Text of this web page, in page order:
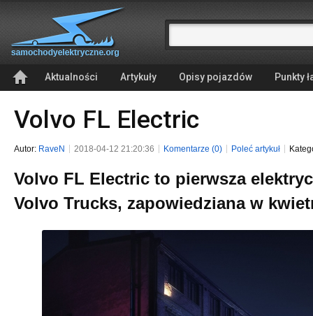
Aktualności Artykuły Opisy pojazdów Punkty
Volvo FL Electric
Autor: RaveN 2018-04-12 21:20:36 Komentarze (0) Poleć artykuł
Volvo FL Electric to pierwsza
Volvo Trucks, zapowiedziana w